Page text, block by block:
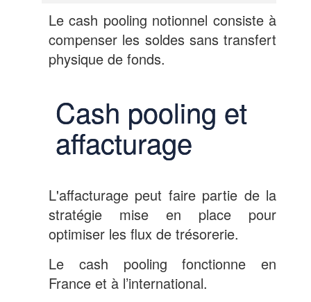
Le cash pooling notionnel consiste à
compenser les soldes sans transfert
physique de fonds.
Cash pooling et
affacturage
L'affacturage peut faire partie de la
stratégie mise en place pour
optimiser les flux de trésorerie.
Le cash pooling fonctionne en
France et à l’international.